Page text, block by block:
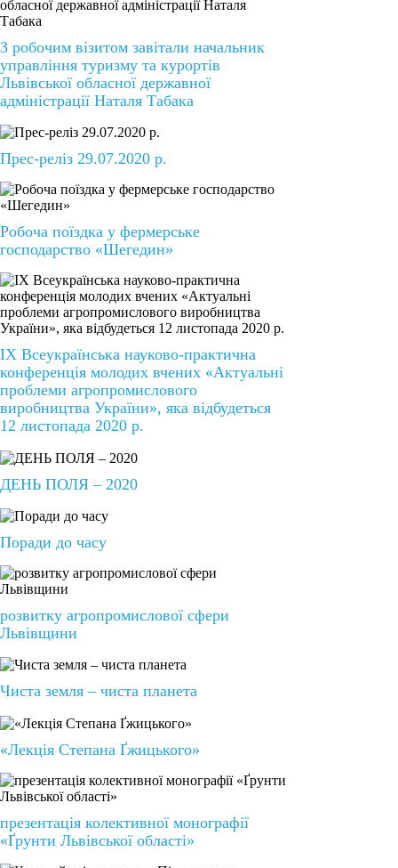
З робочим візитом завітали начальник
управління туризму та курортів
Львівської обласної державної
адміністрації Наталя Табака
Прес-реліз 29.07.2020 р.
Робоча поїздка у фермерське
господарство «Шегедин»
ІХ Всеукраїнська науково-практична
конференція молодих вчених «Актуальні
проблеми агропромислового
виробництва України», яка відбудеться
12 листопада 2020 р.
ДЕНЬ ПОЛЯ – 2020
Поради до часу
розвитку агропромислової сфери
Львівщини
Чиста земля – чиста планета
«Лекція Степана Ґжицького»
презентація колективної монографії
«Ґрунти Львівської області»